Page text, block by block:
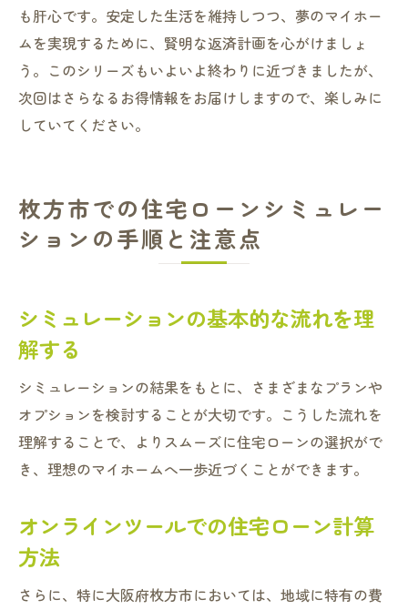
も肝心です。安定した生活を維持しつつ、夢のマイホー
ムを実現するために、賢明な返済計画を心がけましょ
う。このシリーズもいよいよ終わりに近づきましたが、
次回はさらなるお得情報をお届けしますので、楽しみに
していてください。
枚方市での住宅ローンシミュレー
ションの手順と注意点
シミュレーションの基本的な流れを理
解する
シミュレーションの結果をもとに、さまざまなプランや
オプションを検討することが大切です。こうした流れを
理解することで、よりスムーズに住宅ローンの選択がで
き、理想のマイホームへ一歩近づくことができます。
オンラインツールでの住宅ローン計算
方法
さらに、特に大阪府枚方市においては、地域に特有の費